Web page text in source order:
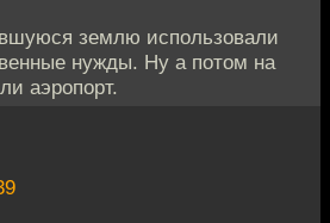
землю использовали
нужды. Ну а потом на
аэропорт.